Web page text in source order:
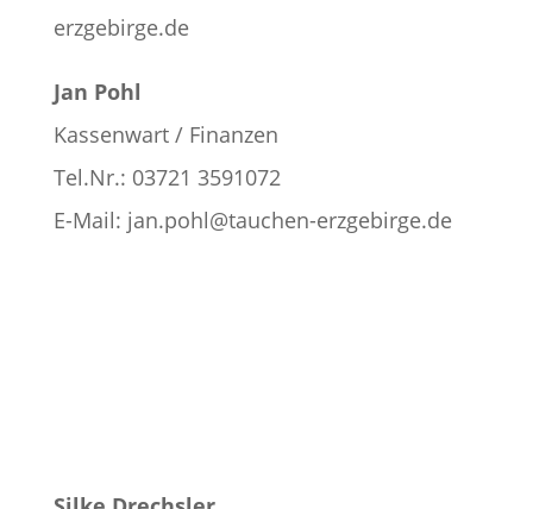
erzgebirge.de
Jan Pohl
Kassenwart / Finanzen
Tel.Nr.: 03721 3591072
E-Mail: jan.pohl@tauchen-erzgebirge.de